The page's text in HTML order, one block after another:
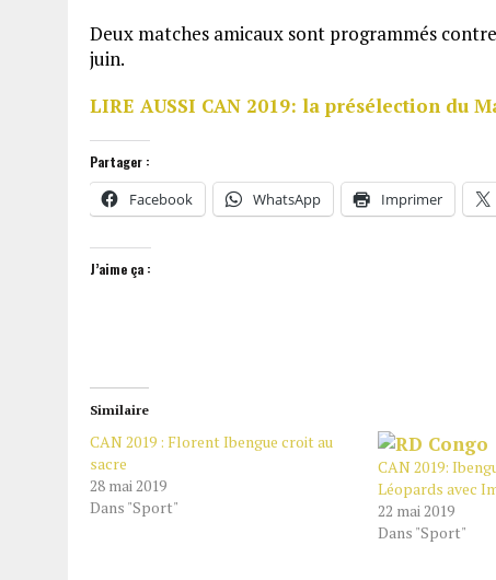
Deux matches amicaux sont programmés
juin.
LIRE AUSSI CAN 2019: la présélection du
Partager :
Facebook WhatsApp Imprimer
J’aime ça :
Similaire
CAN 2019 : Florent Ibengue croit au
sacre
28 mai 2019
Dans "Sport"
CAN 2019:
Léopards avec
22 mai 2019
Dans "Sport"